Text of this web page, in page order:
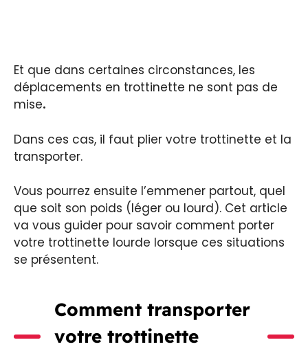
Et que dans certaines circonstances, les
déplacements en trottinette ne sont pas de
mise.
Dans ces cas, il faut plier votre trottinette et la
transporter.
Vous pourrez ensuite l’emmener partout, quel
que soit son poids (léger ou lourd). Cet article
va vous guider pour savoir comment porter
votre trottinette lourde lorsque ces situations
se présentent.
Comment transporter
votre trottinette